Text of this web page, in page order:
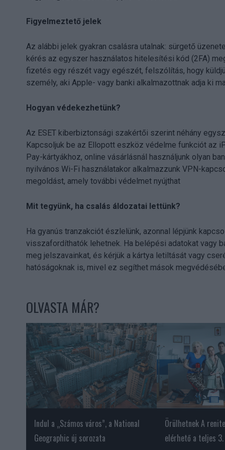
Figyelmeztető jelek
Az alábbi jelek gyakran csalásra utalnak: sürgető
kérés az egyszer használatos hitelesítési kód (2FA)
fizetés egy részét vagy egészét, felszólítás, hogy
személy, aki Apple- vagy banki alkalmazottnak adja ki
Hogyan védekezhetünk?
Az ESET kiberbiztonsági szakértői szerint néhány
Kapcsoljuk be az Ellopott eszköz védelme funkciót az
Pay-kártyákhoz, online vásárlásnál használjunk olyan
nyilvános Wi-Fi használatakor alkalmazzunk VPN-
megoldást, amely további védelmet nyújthat
Mit tegyünk, ha csalás áldozatai lettünk?
Ha gyanús tranzakciót észlelünk, azonnal lépjünk
visszafordíthatók lehetnek. Ha belépési adatokat vagy
meg jelszavainkat, és kérjük a kártya letiltását vagy
hatóságoknak is, mivel ez segíthet mások
OLVASTA MÁR?
Indul a „Számos város”, a National
Geographic új sorozata
Örülhetnek A
elérhető a teljes 3.